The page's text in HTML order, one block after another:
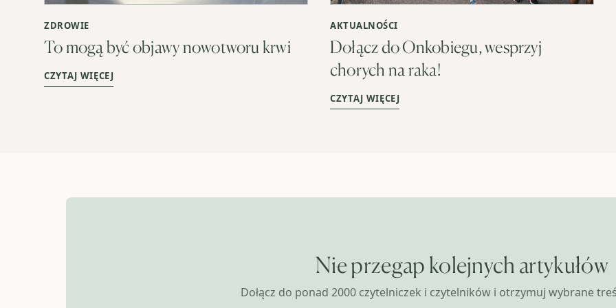
ZDROWIE
To mogą być objawy nowotworu krwi
CZYTAJ WIĘCEJ
AKTUALNOŚCI
Dołącz do Onkobiegu, wesprzyj
chorych na raka!
CZYTAJ WIĘCEJ
Nie przegap kolejnych artykułów
Dołącz do ponad 2000 czytelniczek i czytelników i otrzymuj wybrane